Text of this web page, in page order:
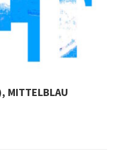
MITTELBLAU